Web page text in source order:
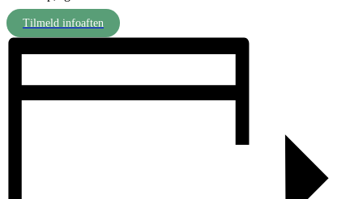
Tilmeld infoaften